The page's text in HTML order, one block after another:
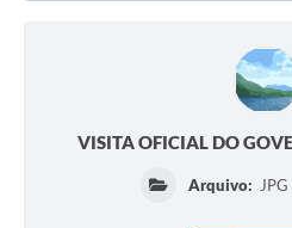
VISITA OFICIAL DO
Arquivo: